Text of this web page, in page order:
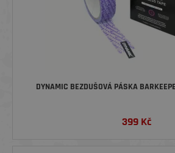
DYNAMIC BEZDUŠOVÁ PÁSKA
399 Kč